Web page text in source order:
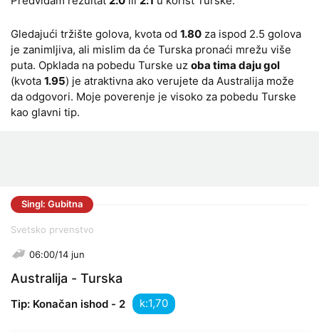
Gledajući tržište golova, kvota od 1.80 za ispod 2.5 golova
je zanimljiva, ali mislim da će Turska pronaći mrežu više
puta. Opklada na pobedu Turske uz oba tima daju gol
(kvota 1.95) je atraktivna ako verujete da Australija može
da odgovori. Moje poverenje je visoko za pobedu Turske
kao glavni tip.
Singl: Gubitna
Svetsko prvenstvo
06:00/14 jun
Australija - Turska
Tip: Konačan ishod - 2 k: